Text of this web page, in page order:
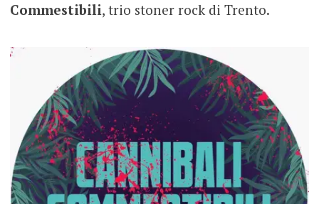
Commestibili, trio stoner rock di Trento.